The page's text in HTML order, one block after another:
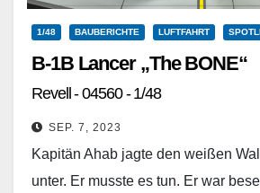
1/48 BAUBERICHTE LUFTFAHRT
B-1B Lancer „The BONE“
Revell - 04560 - 1/48
SEP. 7, 2023
Kapitän Ahab jagte den weißen
unter. Er musste es tun. Er war